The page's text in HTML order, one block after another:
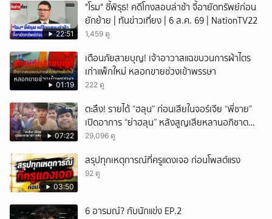
22:51
"โรม" ชี้พิรุธ! คดีโกงสอบล่าช้า จี้อายัดทรัพย์ก่อน
ยักย้าย | ทันข่าวเที่ยง | 6 ส.ค. 69 | NationTV22
1,459 ดู
01:19
เตือนภัยสายบุญ! เจ้าอาวาสแฉขบวนการผ้าไตร
เก่าแพ็กใหม่ หลอกขายช่วงเข้าพรรษา
222 ดู
07:22
ตะลึง! รายได้ “ฮลุน” ก่อนเสียในจอร์เจีย “พี่ชาย”
เปิดอาการ “ย่าฮลุน” หลังสูญเสียหลานอภิชาต
บุตร!
29,096 ดู
03:50
สรุปทุกเหตุการณ์ที่ครูแดงเจอ ก่อนโพสต์แรง
92 ดู
6 อารมณ์? กับนักแข่ง EP.2